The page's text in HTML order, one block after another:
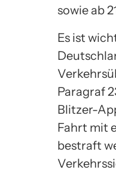
sowie ab
Es ist
Paragraf
Blitzer-
Fahrt mit
bestraft